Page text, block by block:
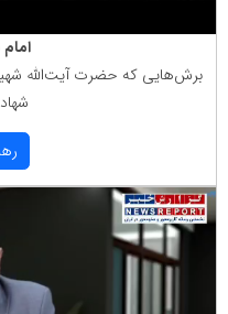
برش‌هایی كه حضرت آیت‌الله